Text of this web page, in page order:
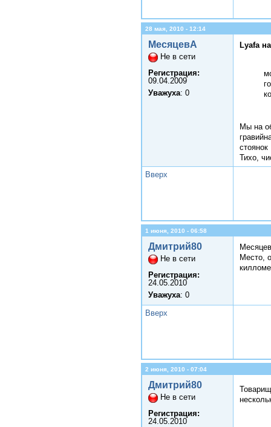
28 мая, 2010 - 12:14
МесяцевА
Не в сети
Регистрация:
09.04.2009
Уважуха: 0
Lyafa
Мы на
стоянок
Тихо,
Вверх
1 июня, 2010 - 06:58
Дмитрий80
Не в сети
Регистрация:
24.05.2010
Уважуха: 0
Место,
Вверх
2 июня, 2010 - 07:04
Дмитрий80
Не в сети
Регистрация:
24.05.2010